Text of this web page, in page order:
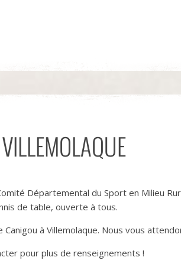
Départemental du Sport en Milieu
de table, ouverte à tous.
Canigou à Villemolaque. Nous vous
pour plus de renseignements !